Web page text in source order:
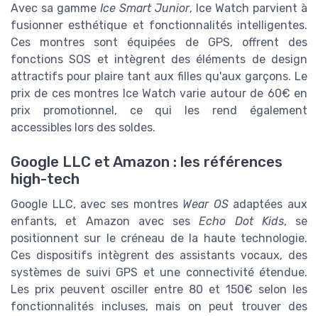
Avec sa gamme Ice Smart Junior, Ice Watch parvient à
fusionner esthétique et fonctionnalités intelligentes.
Ces montres sont équipées de GPS, offrent des
fonctions SOS et intègrent des éléments de design
attractifs pour plaire tant aux filles qu'aux garçons. Le
prix de ces montres Ice Watch varie autour de 60€ en
prix promotionnel, ce qui les rend également
accessibles lors des soldes.
Google LLC et Amazon : les références
high-tech
Google LLC, avec ses montres Wear OSadaptées aux
enfants, et Amazon avec sesEcho Dot Kids, se
positionnent sur le créneau de la haute technologie.
Ces dispositifs intègrent des assistants vocaux, des
systèmes de suivi GPS et une connectivité étendue.
Les prix peuvent osciller entre 80 et 150€ selon les
fonctionnalités incluses, mais on peut trouver des